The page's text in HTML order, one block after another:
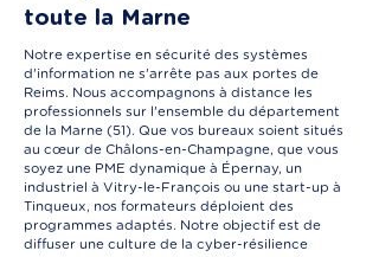
toute la Marne
Notre expertise en sécurité des systèmes
d'information ne s'arrête pas aux portes de
Reims. Nous accompagnons à distance les
professionnels sur l'ensemble du département
de la Marne (51). Que vos bureaux soient situés
au cœur de Châlons-en-Champagne, que vous
soyez une PME dynamique à Épernay, un
industriel à Vitry-le-François ou une start-up à
Tinqueux, nos formateurs déploient des
programmes adaptés. Notre objectif est de
diffuser une culture de la cyber-résilience